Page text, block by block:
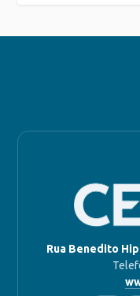
Rua Benedito